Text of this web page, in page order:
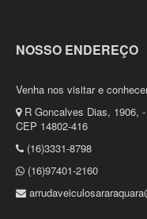
NOSSO ENDEREÇO
Venha nos visitar e
R Goncalves Dias, 1906,
CEP 14802-416
(16)3331-8798
(16)97401-2160